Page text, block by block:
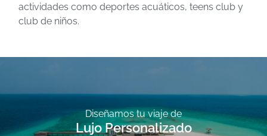
actividades como deportes acuáticos, teens club y
club de niños.
Diseñamos tu viaje de
Lujo Personalizado